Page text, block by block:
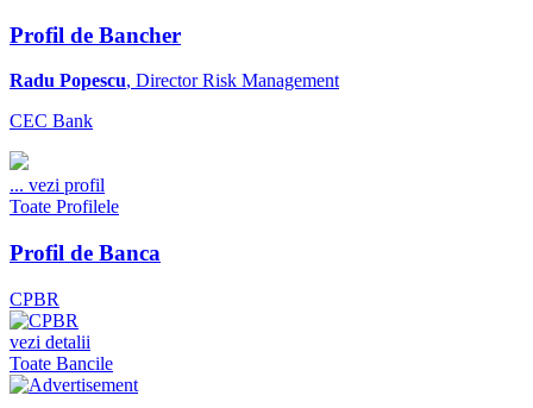
Profil de Bancher
Radu Popescu, Director Risk Management
CEC Bank
... vezi profil
Toate Profilele
Profil de Banca
CPBR
vezi detalii
Toate Bancile